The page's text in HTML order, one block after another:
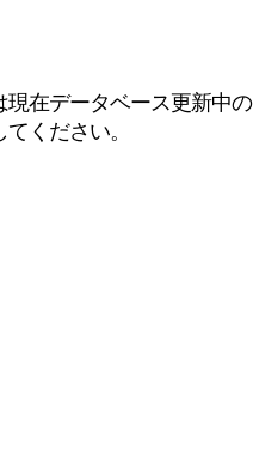
在データベース更新中の
ください。